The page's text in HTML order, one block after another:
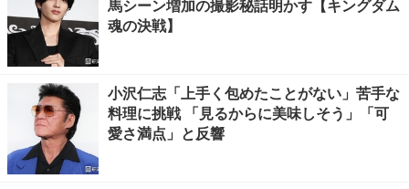
馬シーン増加の撮影秘話明かす【キングダム
魂の決戦】
小沢仁志「上手く包めたことがない」苦手な
料理に挑戦 「見るからに美味しそう」「可
愛さ満点」と反響